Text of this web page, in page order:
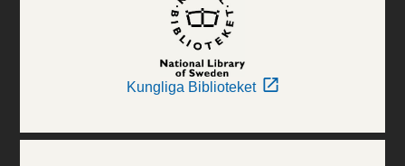
Kungliga Biblioteket